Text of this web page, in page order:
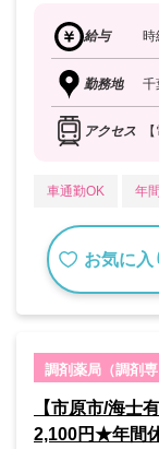
給与 時
勤務地 千
アクセス
車通勤OK 年
お気に入
調剤薬局（調剤専
【市原市/海士
2,100円★年間